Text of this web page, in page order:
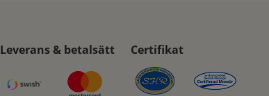
Leverans & betalsätt Certifikat